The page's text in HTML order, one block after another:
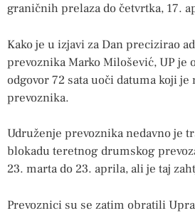
graničnih prelaza do četvrtka, 17.
Kako je u izjavi za Dan precizirao
prevoznika Marko Milošević, UP je
odgovor 72 sata uoči datuma koji
prevoznika.
Udruženje prevoznika nedavno je
blokadu teretnog drumskog
23. marta do 23. aprila, ali je taj
Prevoznici su se zatim obratili